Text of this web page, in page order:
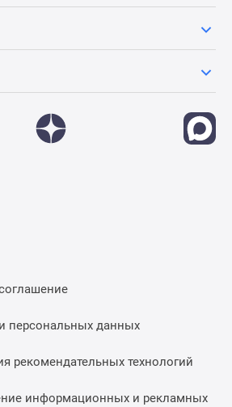
персональных данных
рекомендательных технологий
информационных и рекламных